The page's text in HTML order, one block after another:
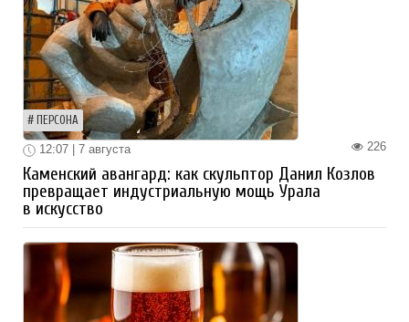
ПЕРСОНА
226
12:07 | 7 августа
Каменский авангард: как скульптор Данил Козлов
превращает индустриальную мощь Урала
в искусство